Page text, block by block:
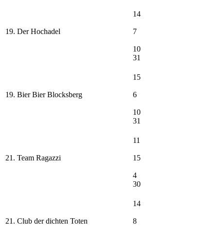
19. Der Hochadel
14
7
10
31
19. Bier Bier Blocksberg
15
6
10
31
21. Team Ragazzi
11
15
4
30
21. Club der dichten Toten
14
8